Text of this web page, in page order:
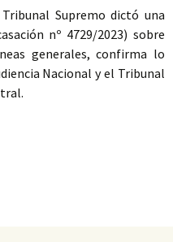
Supremo dictó una
nº 4729/2023) sobre
generales, confirma lo
Nacional y el Tribunal